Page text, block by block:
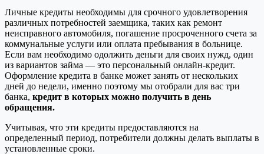
Личные кредиты необходимы для срочного удовлетворения
различных потребностей заемщика, таких как ремонт
неисправного автомобиля, погашение просроченного счета за
коммунальные услуги или оплата пребывания в больнице.
Если вам необходимо одолжить деньги для своих нужд, один
из вариантов займа — это персональный онлайн-кредит.
Оформление кредита в банке может занять от нескольких
дней до недели, именно поэтому мы отобрали для вас три
банка, кредит в которых можно получить в день
обращения.
Учитывая, что эти кредиты предоставляются на
определенный период, потребители должны делать выплаты в
установленные сроки.